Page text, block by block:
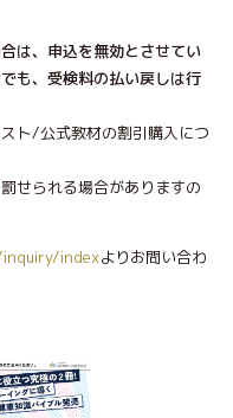
は、申込を無効とさせてい
も、受検料の払い戻しは行
ト/公式教材の割引購入につ
せられる場合がありますの
indexよりお問い合わ